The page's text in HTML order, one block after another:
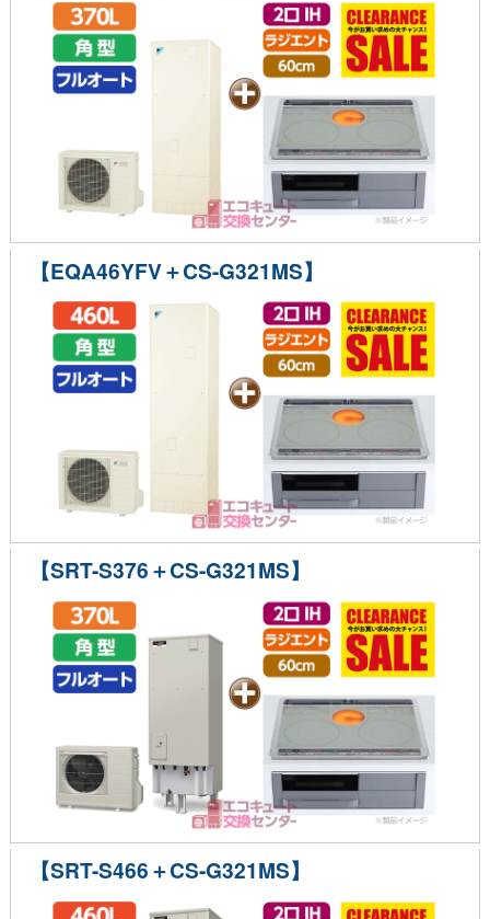
【EQA46YFV＋CS-G321MS】
【SRT-S376＋CS-G321MS】
【SRT-S466＋CS-G321MS】